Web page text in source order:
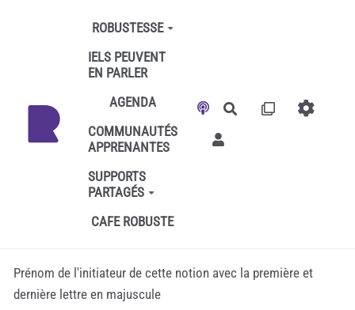
Aller au contenu principal
ROBUSTESSE
IELS PEUVENT
EN PARLER
AGENDA
COMMUNAUTÉS
APPRENANTES
SUPPORTS
PARTAGÉS
CAFE ROBUSTE
Rechercher
Prénom de l'initiateur de cette notion avec la première et
dernière lettre en majuscule